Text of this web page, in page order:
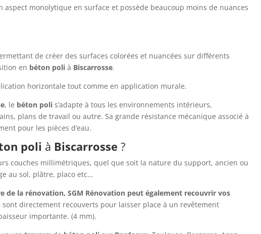
monolytique en surface et possède beaucoup moins de nuances
de créer des surfaces colorées et nuancées sur différents
en béton polià Biscarrosse.
horizontale tout comme en application murale.
, le béton polis’adapte à tous les environnements intérieurs,
plans de travail ou autre. Sa grande résistance mécanique associé à
pour les pièces d’eau.
poli à Biscarrosse ?
couches millimétriques, quel que soit la nature du support, ancien ou
au sol, plâtre, placo etc…
de la rénovation, SGM Rénovation peut également recouvrir vos
sont directement recouverts pour laisser place à un revêtement
importante. (4 mm).